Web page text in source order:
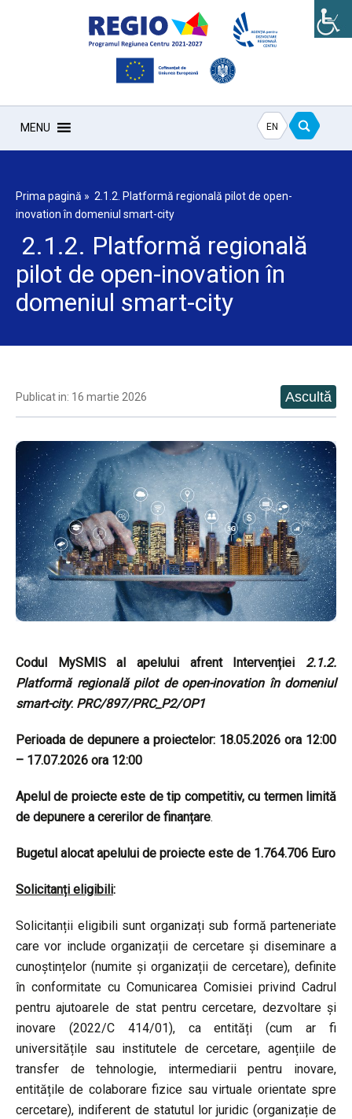
MENU EN
Prima pagină » 2.1.2. Platformă regională pilot de open-
inovation în domeniul smart-city
2.1.2. Platformă regională
pilot de open-inovation în
domeniul smart-city
Publicat in: 16 martie 2026
Codul MySMIS al apelului afrent Intervenției 2.1.2.
Platformă regională pilot de open-inovation în domeniul
smart-city: PRC/897/PRC_P2/OP1
Perioada de depunere a proiectelor: 18.05.2026 ora 12:00
– 17.07.2026 ora 12:00
Apelul de proiecte este de tip competitiv, cu termen limită
de depunere a cererilor de finanțare.
Bugetul alocat apelului de proiecte este de 1.764.706 Euro
Solicitanți eligibili:
Solicitanții eligibili sunt organizați sub formă parteneriate
care vor include organizații de cercetare și diseminare a
cunoștințelor (numite și organizații de cercetare), definite
în conformitate cu Comunicarea Comisiei privind Cadrul
pentru ajutoarele de stat pentru cercetare, dezvoltare și
inovare (2022/C 414/01), ca entități (cum ar fi
universitățile sau institutele de cercetare, agențiile de
transfer de tehnologie, intermediarii pentru inovare,
entitățile de colaborare fizice sau virtuale orientate spre
cercetare), indiferent de statutul lor juridic (organizație de